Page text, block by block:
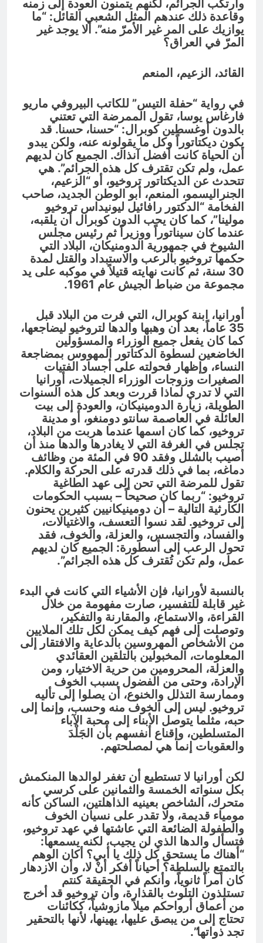
وارتكب الجرائم، لكنهم يتمنون العودة إلى زمنه
وقاعدة ذلك عندهم المثل الشعبي القائل: “ما
يوازيك على المر غير الأمرّ منه”. ألا يوجد غير
المرّ في العراق؟
القائد، الزعيم، المنعم
في رواية “حفلة التيس” للكاتب البيروفي ماريو
فارغاس يوسا، تقول الممرضة التي تعتني
بالدون أوغسطين كوبرال: “حسنا، حسنا. قد
يكون ديكتاتوراً وكل ما يقولونه عنه، ولكن يبدو
أن الحياة كانت أفضل آنذاك. الجميع كان لديهم
عمل، ولم تكن تقترف كل هذه الجرائم”. هي
تتحدث عن الديكتاتور تروخيو، أو “الزعيم،
الجنراليسمو، المنعم، أبو الوطن الجديد، صاحب
الفخامة “الدكتور رافائيل ليونيداس تروخيو
مولينا”، كما كان يحب الدون كوبرال أن يلقبه،
عندما كان سيناتوراً ووزيراً ثم رئيس مجلس
الشيوخ في جمهورية الدومنيكان، البلاد التي
حكمها تروخيو بالرعب والاستبداد والقتل لمدة
30 سنة، ثم كانت نهايته قتيلاً في موكبه على يد
مجموعة من ضباط الجيش عام 1961.
أورانيا، ابنة كوبرال، التي فرت من البلاد قبل
35 عاماً، بعد أن وهبها والدها لتروخيو ليضاجعها،
كما كان يفعل جميع الوزراء والمسؤولين
الخاضعين لسطوة الدكتاتور المهووس بمضاجعة
النساء، وإظهار فحولته على أجساد الفتيات
الصغيرات وزوجات الوزراء الجميلات، أورانيا
التي لا تدري لماذا قررت وبعد كل هذه السنوات
الطويلة، زيارة الدومينيكان، والعودة إلى بيت
العائلة في العاصمة سانتو دومنغو، أو مدينة
تروخيو، كما كان اسمها عندما هربت من البلاد،
تجلس في الغرفة التي لا يغادرها والدها منذ أن
أصيب بالشلل وفقد 90 في المئة من وظائف
دماغه، بما في ذلك قدرته على الحركة والكلام.
تقول للمرضة التي تحن إلى عهد الطاغية
تروخيو: “ربما كان صحيحاً – بسبب الحكومات
الكارثية التالية – أن دومينيكانيين كثيرين يحنون
إلى تروخيو. لقد نسوا التعسف، والاغتيالات،
والفساد، والتجسس، والعزلة، والخوف، فقد
تحول الرعب إلى أسطورة: الجميع كان لديهم
عمل، ولم تكن تُقترف كل هذه الجرائم”.
بالنسبة لأورانيا، فإن الأشياء التي كانت في البدء
غير قابلة للتفسير، صارت مفهومة من خلال
القراءة، والاستماع، والمقارنة والتفكير،
وتوصلت إلى فهم كيف يمكن لكل تلك الملايين
من الأشخاص المهروسين بالدعاية والافتقار إلى
المعلومات، المخبولين بالتلقين العقائدي
والعزلة، المحرومين من حرية الاختيار، ومن
الإرادة، وحتى من الفضول بسبب الخوف
وممارسة التذلل والخنوع، أن يصلوا إلى تأليه
تروخيو. ليس إلى الخوف منه وحسب، وإنما إلى
حبه، مثلما يتوصل الأبناء إلى محبة الآباء
المتسلطين، وإقناع أنفسهم بأن الجَلْدَ
والعقوبات إنما هي لمصلحتهم.
لكن أورانيا لا تستطيع أن تغفر لوالدها المنكمش
بكل سنواته الخمسة والثمانين على كرسي
متحرك، الشاخص بعينيه الذاهلتين، الساكن كأنه
مومياء قديمة، ولا تقدر على نسيان الخوف
والطفولة الضائعة التي عاشتها في عهد تروخيو،
فتسأل والدها الذي لن يجيب، لكنه يسمعها:
“أهناك ما يستحق كل ذلك يا أبي؟ أكان الوهم
بالتمتع بالسلطة؟ أحياناً أفكر أنْ لا، وأن الازدهار
كان أمراً ثانوياً، وأنكم في الحقيقة كنتم
تستلذون التلوث بالقذارة، وأن تروخيو قد أخرج
من أعماق أرواحكم ميلاً مازوشياً، ككائنات
تحتاج إلى من يبصق عليها، يهينها، لأنها بالتحقير
تجد ذواتها”.